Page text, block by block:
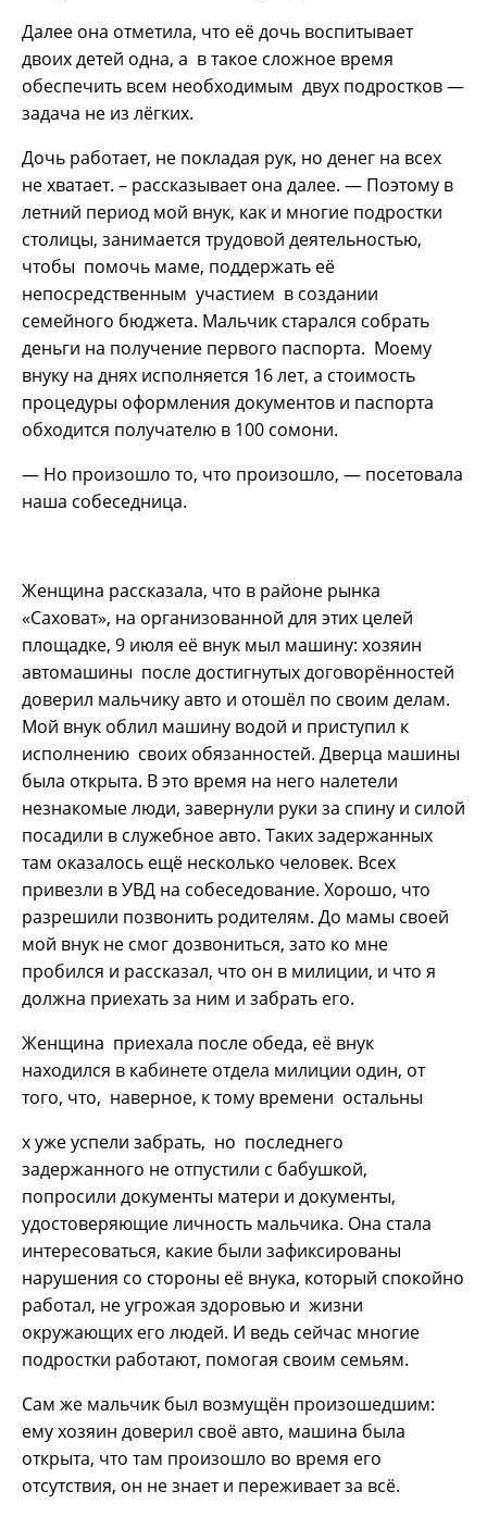
Далее она отметила, что её дочь воспитывает
двоих детей одна, а в такое сложное время
обеспечить всем необходимым двух подростков —
задача не из лёгких.
Дочь работает, не покладая рук, но денег на всех
не хватает. – рассказывает она далее. — Поэтому в
летний период мой внук, как и многие подростки
столицы, занимается трудовой деятельностью,
чтобы помочь маме, поддержать её
непосредственным участием в создании
семейного бюджета. Мальчик старался собрать
деньги на получение первого паспорта. Моему
внуку на днях исполняется 16 лет, а стоимость
процедуры оформления документов и паспорта
обходится получателю в 100 сомони.
— Но произошло то, что произошло, — посетовала
наша собеседница.
Женщина рассказала, что в районе рынка
«Саховат», на организованной для этих целей
площадке, 9 июля её внук мыл машину: хозяин
автомашины после достигнутых договорённостей
доверил мальчику авто и отошёл по своим делам.
Мой внук облил машину водой и приступил к
исполнению своих обязанностей. Дверца машины
была открыта. В это время на него налетели
незнакомые люди, завернули руки за спину и силой
посадили в служебное авто. Таких задержанных
там оказалось ещё несколько человек. Всех
привезли в УВД на собеседование. Хорошо, что
разрешили позвонить родителям. До мамы своей
мой внук не смог дозвониться, зато ко мне
пробился и рассказал, что он в милиции, и что я
должна приехать за ним и забрать его.
Женщина приехала после обеда, её внук
находился в кабинете отдела милиции один, от
того, что, наверное, к тому времени остальны
х уже успели забрать, но последнего
задержанного не отпустили с бабушкой,
попросили документы матери и документы,
удостоверяющие личность мальчика. Она стала
интересоваться, какие были зафиксированы
нарушения со стороны её внука, который спокойно
работал, не угрожая здоровью и жизни
окружающих его людей. И ведь сейчас многие
подростки работают, помогая своим семьям.
Сам же мальчик был возмущён произошедшим:
ему хозяин доверил своё авто, машина была
открыта, что там произошло во время его
отсутствия, он не знает и переживает за всё.